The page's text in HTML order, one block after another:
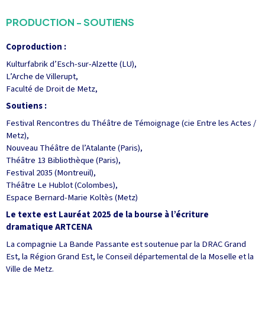
PRODUCTION - SOUTIENS
Coproduction :
Kulturfabrik d’Esch-sur-Alzette (LU),
L’Arche de Villerupt,
Faculté de Droit de Metz,
Soutiens :
Festival Rencontres du Théâtre de Témoignage (cie Entre les Actes /
Metz),
Nouveau Théâtre de l’Atalante (Paris),
Théâtre 13 Bibliothèque (Paris),
Festival 2035 (Montreuil),
Théâtre Le Hublot (Colombes),
Espace Bernard-Marie Koltès (Metz)
Le texte est Lauréat 2025 de la bourse à l’écriture
dramatique ARTCENA
La compagnie La Bande Passante est soutenue par la DRAC Grand
Est, la Région Grand Est, le Conseil départemental de la Moselle et la
Ville de Metz.